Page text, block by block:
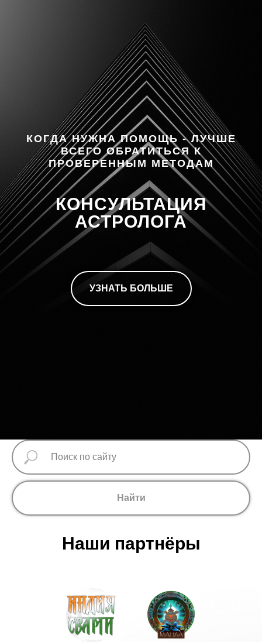
КОГДА НУЖНА ПОМОЩЬ - ЛУЧШЕ
ВСЕГО ОБРАТИТЬСЯ К
ПРОВЕРЕННЫМ МЕТОДАМ
КОНСУЛЬТАЦИЯ
АСТРОЛОГА
УЗНАТЬ БОЛЬШЕ
Найти
Наши партнёры